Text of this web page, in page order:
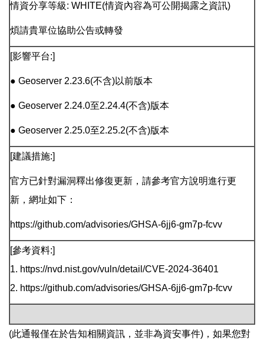
情資分享等級: WHITE(情資內容為可公開揭露之資訊)
煩請貴單位協助公告或轉發
[影響平台:]
● Geoserver 2.23.6(不含)以前版本
● Geoserver 2.24.0至2.24.4(不含)版本
● Geoserver 2.25.0至2.25.2(不含)版本
[建議措施:]
官方已針對漏洞釋出修復更新，請參考官方說明進行更
新，網址如下：
https://github.com/advisories/GHSA-6jj6-gm7p-fcvv
[參考資料:]
1. https://nvd.nist.gov/vuln/detail/CVE-2024-36401
2. https://github.com/advisories/GHSA-6jj6-gm7p-fcvv
(此通報僅在於告知相關資訊，並非為資安事件)，如果您對